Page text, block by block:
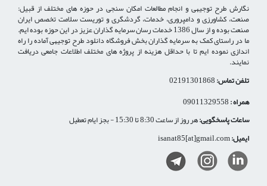
نگارش طرح توجیهی و انجام مطالعات امکان سنجی در حوزه های مختلف از قبیل:
صنعت، کشاورزی و دامپروری، خدمات، گردشگری و توریست سلامت تخصص ایران
صنعت بوده و از سال 1386 خدمات رسان سرمایه گذاران عزیز در این حوزه بوده ایم.
ما در راستای کمک به سرمایه گذاران بخش فروشگاه دانلود طرح توجیهی آماده را راه
اندازی نموده ایم تا با حداقل هزینه از پروژه های مختلف اطلاعات جامعی دریافت
نمایند.
تلفن تماس:
همراه :
ساعات پاسخگویی:هر روز از ساعت 8:30 تا 15:30 - بجز ایام تعطیل
ایمیل: